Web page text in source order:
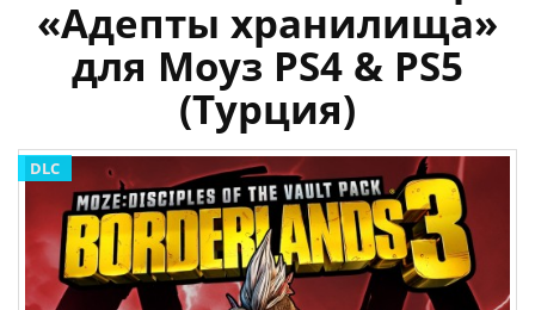
«Адепты хранилища»
для Моуз PS4 & PS5
(Турция)
DLC